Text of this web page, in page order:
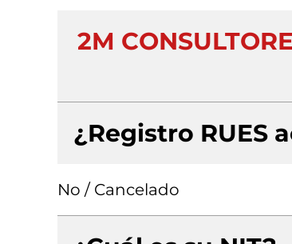
2M
¿Registro RUES
No / Cancelado